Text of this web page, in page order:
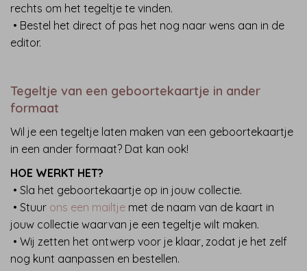
rechts om het tegeltje te vinden.
• Bestel het direct of pas het nog naar wens aan in de
editor.
Tegeltje van een geboortekaartje in ander
formaat
Wil je een tegeltje laten maken van een geboortekaartje
in een ander formaat? Dat kan ook!
HOE WERKT HET?
• Sla het geboortekaartje op in jouw collectie.
• Stuur ons een mailtje met de naam van de kaart in
jouw collectie waarvan je een tegeltje wilt maken.
• Wij zetten het ontwerp voor je klaar, zodat je het zelf
nog kunt aanpassen en bestellen.